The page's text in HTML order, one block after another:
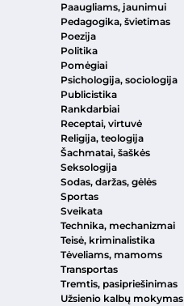
Paaugliams, jaunimui
Pedagogika, švietimas
Poezija
Politika
Pomėgiai
Psichologija, sociologija
Publicistika
Rankdarbiai
Receptai, virtuvė
Religija, teologija
Šachmatai, šaškės
Seksologija
Sodas, daržas, gėlės
Sportas
Sveikata
Technika, mechanizmai
Teisė, kriminalistika
Tėveliams, mamoms
Transportas
Tremtis, pasipriešinimas
Užsienio kalbų mokymas